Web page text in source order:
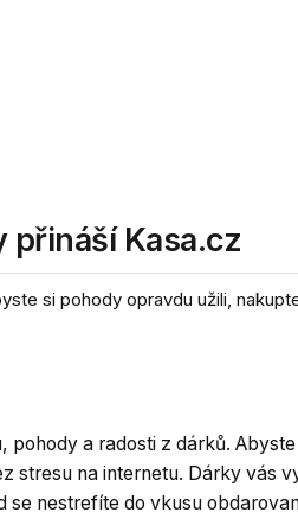
přináší Kasa.cz
si pohody opravdu užili,
pohody a radosti z dárků.
stresu na internetu. Dárky vás
nestrefíte do vkusu